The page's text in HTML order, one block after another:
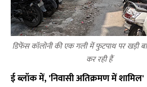
डिफेंस कॉलोनी की एक गली में फुटपाथ पर खड़ी
कर रही हैं
ई ब्लॉक में, 'निवासी अतिक्रमण में शामिल'